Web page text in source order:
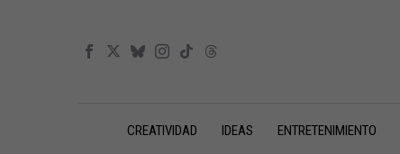
CREATIVIDAD IDEAS ENTRETENIMIENTO